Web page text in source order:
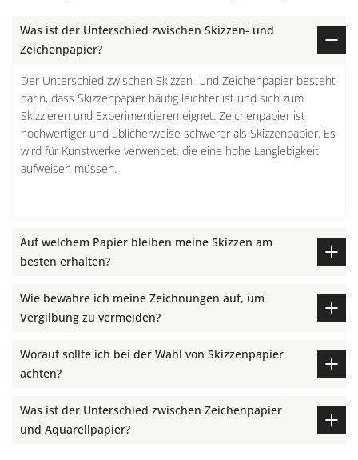
Was ist der Unterschied zwischen Skizzen- und
Zeichenpapier?
Der Unterschied zwischen Skizzen- und Zeichenpapier besteht
darin, dass Skizzenpapier häufig leichter ist und sich zum
Skizzieren und Experimentieren eignet. Zeichenpapier ist
hochwertiger und üblicherweise schwerer als Skizzenpapier. Es
wird für Kunstwerke verwendet, die eine hohe Langlebigkeit
aufweisen müssen.
Auf welchem Papier bleiben meine Skizzen am
besten erhalten?
Wie bewahre ich meine Zeichnungen auf, um
Vergilbung zu vermeiden?
Worauf sollte ich bei der Wahl von Skizzenpapier
achten?
Was ist der Unterschied zwischen Zeichenpapier
und Aquarellpapier?